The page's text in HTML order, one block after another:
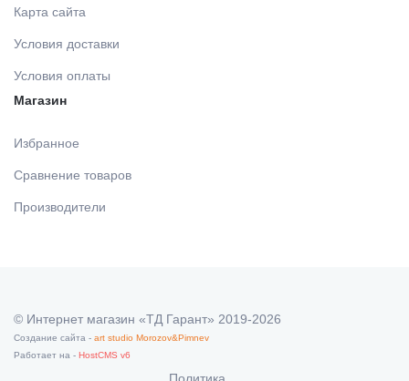
Карта сайта
Условия доставки
Условия оплаты
Магазин
Избранное
Сравнение товаров
Производители
© Интернет магазин «ТД Гарант» 2019-2026
Создание сайта - art studio Morozov&Pimnev
Работает на - HostCMS v6
Политика